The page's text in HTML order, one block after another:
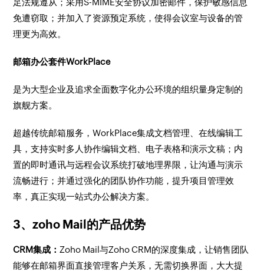
足法规遵从；采用S-MIME安全协议加密邮件，保护敏感信息
免遭窃取；并加入了资源预定系统，使得会议室与设备的管
理更为高效。
邮箱办公套件WorkPlace
是为大型企业及追求全面数字化办公环境的组织量身定制的
旗舰方案。
超越传统邮箱服务，WorkPlace集成文档管理、在线编辑工
具，支持实时多人协作编辑文档、电子表格和演示文稿；内
置的即时通讯与远程会议系统打破地理界限，让沟通与演示
流畅进行；并通过强化的团队协作功能，提升项目管理效
率，真正实现一站式办公解决方案。
3、zoho Mail的产品优势
CRM集成： Zoho Mail与Zoho CRM的深度集成，让销售团队
能够在邮箱界面直接管理客户关系，无需切换界面，大大提